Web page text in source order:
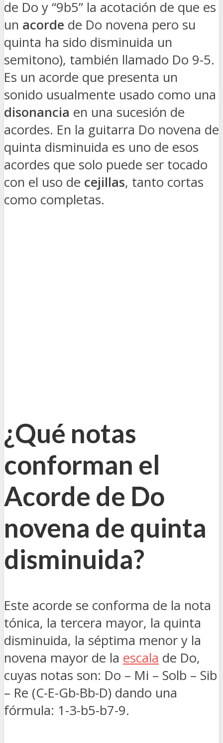
de Do y “9b5” la acotación de que es
un acorde de Do novena pero su
quinta ha sido disminuida un
semitono), también llamado Do 9-5.
Es un acorde que presenta un
sonido usualmente usado como una
disonancia en una sucesión de
acordes. En la guitarra Do novena de
quinta disminuida es uno de esos
acordes que solo puede ser tocado
con el uso de cejillas, tanto cortas
como completas.
¿Qué notas
conforman el
Acorde de Do
novena de quinta
disminuida?
Este acorde se conforma de la nota
tónica, la tercera mayor, la quinta
disminuida, la séptima menor y la
novena mayor de la escala de Do,
cuyas notas son: Do – Mi – Solb – Sib
– Re (C-E-Gb-Bb-D) dando una
fórmula: 1-3-b5-b7-9.